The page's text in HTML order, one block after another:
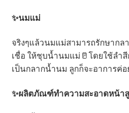
✨นมแม่
จริงๆแล้วนมแม่สามารถรักษากล
เชื่อ ให้ชุบน้ำนมแม่🥛โดยใช้ลำ
เป็นกลากน้ำนม ลูกก็จะอาการค่
✨ผลิตภัณฑ์ทำความสะอาดหน้า